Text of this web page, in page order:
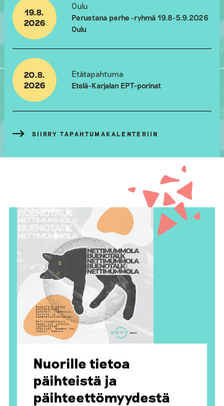
19.8.
2026
Oulu
Perustana perhe -ryhmä 19.8-5.9.2026
Oulu
20.8.
2026
Etätapahtuma
Etelä-Karjalan EPT-porinat
SIIRRY TAPAHTUMAKALENTERIIN
Nuorille tietoa
päihteistä ja
päihteettö­myydestä